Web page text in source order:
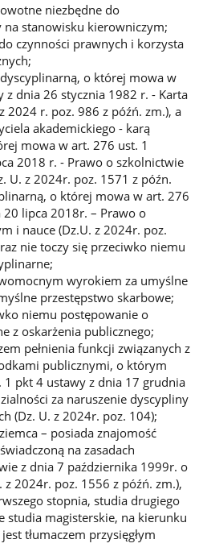
niezbędne do
stanowisku kierowniczym;
czynności prawnych i korzysta
o której mowa w
z dnia 26 stycznia 1982 r. - Karta
2024 r. poz. 986 z późń. zm.), a
akademickiego - karą
mowa w art. 276 ust. 1
2018 r. - Prawo o szkolnictwie
U. z 2024r. poz. 1571 z późn.
o której mowa w art. 276
lipca 2018r. – Prawo o
i nauce (Dz.U. z 2024r. poz.
nie toczy się przeciwko niemu
wyrokiem za umyślne
przestępstwo skarbowe;
niemu postępowanie o
z oskarżenia publicznego;
pełnienia funkcji związanych z
publicznymi, o którym
pkt 4 ustawy z dnia 17 grudnia
za naruszenie dyscypliny
(Dz. U. z 2024r. poz. 104);
– posiada znajomość
na zasadach
z dnia 7 października 1999r. o
z 2024r. poz. 1556 z późń. zm.),
stopnia, studia drugiego
studia magisterskie, na kierunku
tłumaczem przysięgłym